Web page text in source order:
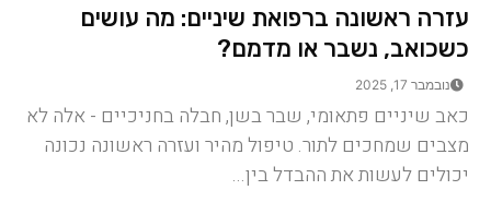
עזרה ראשונה ברפואת שיניים: מה עושים
כשכואב, נשבר או מדמם?
נובמבר 17, 2025
כאב שיניים פתאומי, שבר בשן, חבלה בחניכיים - אלה לא
מצבים שמחכים לתור. טיפול מהיר ועזרה ראשונה נכונה
יכולים לעשות את ההבדל בין...